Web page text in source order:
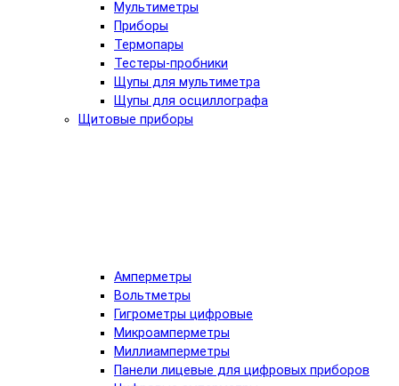
Мультиметры
Приборы
Термопары
Тестеры-пробники
Щупы для мультиметра
Щупы для осциллографа
Щитовые приборы
Амперметры
Вольтметры
Гигрометры цифровые
Микроамперметры
Миллиамперметры
Панели лицевые для цифровых приборов